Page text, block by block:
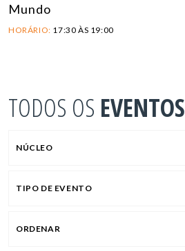
Mundo
HORÁRIO: 17:30 ÀS 19:00
TODOS OS EVENTOS
NÚCLEO
TIPO DE EVENTO
ORDENAR